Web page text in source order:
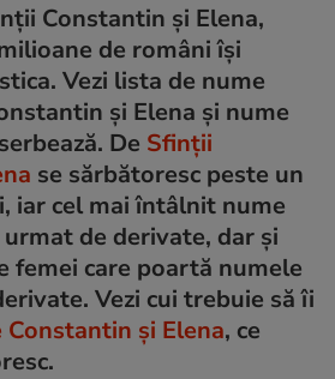
Constantin și Elena,
de români își
Vezi lista de nume
și Elena și nume
De Sfinții
se sărbătoresc peste un
iar cel mai întâlnit nume
de derivate, dar și
femei care poartă numele
Vezi cui trebuie să îi
Constantin și Elena, ce